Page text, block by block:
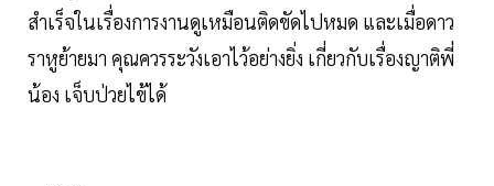
สำเร็จในเรื่องการงานดูเหมือนติดขัดไปหมด และเมื่อดาว
ราหูย้ายมา คุณควรระวังเอาไว้อย่างยิ่ง เกี่ยวกับเรื่องญาติพี่
น้อง เจ็บป่วยไข้ได้